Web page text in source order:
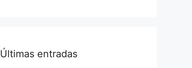
Últimas entradas